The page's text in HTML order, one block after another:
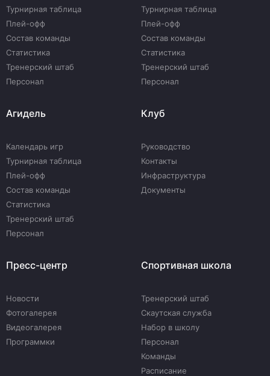
Турнирная таблица
Плей-офф
Состав команды
Статистика
Тренерский штаб
Персонал
Турнирная таблица
Плей-офф
Состав команды
Статистика
Тренерский штаб
Персонал
Агидель
Календарь игр
Турнирная таблица
Плей-офф
Состав команды
Статистика
Тренерский штаб
Персонал
Клуб
Руководство
Контакты
Инфраструктура
Документы
Пресс-центр
Новости
Фотогалерея
Видеогалерея
Программки
Спортивная школа
Тренерский штаб
Скаутская служба
Набор в школу
Персонал
Команды
Расписание